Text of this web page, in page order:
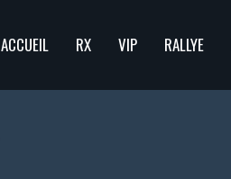
ACCUEIL RX VIP RALLYE